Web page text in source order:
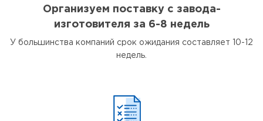
Организуем поставку с завода-
изготовителя за 6-8 недель
У большинства компаний срок ожидания составляет 10-12
недель.